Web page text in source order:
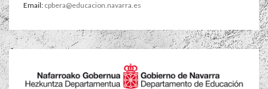
Email: cpbera@educacion.navarra.es